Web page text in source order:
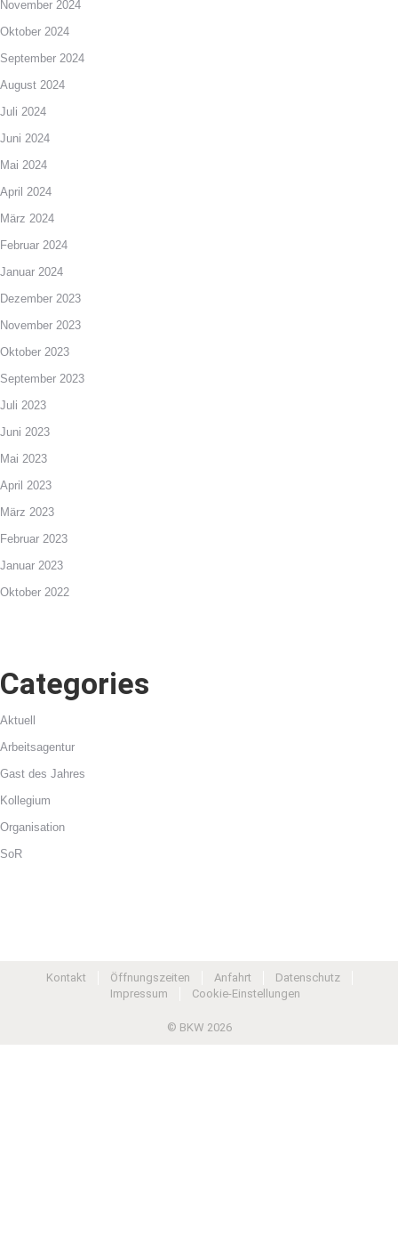
November 2024
Oktober 2024
September 2024
August 2024
Juli 2024
Juni 2024
Mai 2024
April 2024
März 2024
Februar 2024
Januar 2024
Dezember 2023
November 2023
Oktober 2023
September 2023
Juli 2023
Juni 2023
Mai 2023
April 2023
März 2023
Februar 2023
Januar 2023
Oktober 2022
Categories
Aktuell
Arbeitsagentur
Gast des Jahres
Kollegium
Organisation
SoR
Kontakt Öffnungszeiten Anfahrt
Datenschutz
Impressum
Cookie-Einstellungen
© BKW 2026